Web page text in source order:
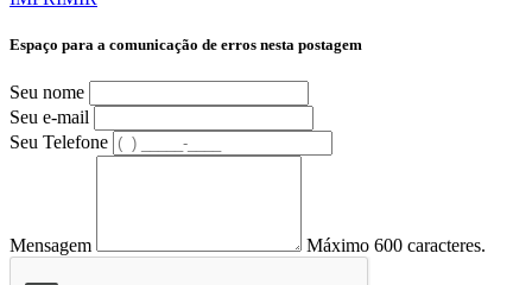
Espaço para a comunicação de erros nesta postagem
Seu nome
Seu e-mail
Seu Telefone
Mensagem Máximo 600 caracteres.